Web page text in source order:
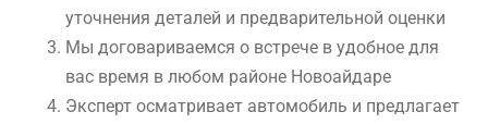
уточнения деталей и предварительной оценки
Мы договариваемся о встрече в удобное для
вас время в любом районе Новоайдаре
Эксперт осматривает автомобиль и предлагает